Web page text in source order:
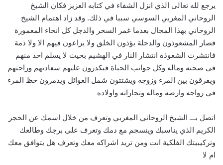
يرجع لله تعالى الذي انزل الشفاء في كتابه العزيز فكان الشيخ
الروحاني المغربي السوسي سببا في ذلك. وقد زاد اهتمام الشيخ
الروحاني بهذا المجال بعدما غمر السحر والدجل كل انحاء المعمورة
فصار المشعوذون والدجلة يؤذون الخلق ولا يراعون فيهم الا ولا ذمة
فانتشرت الشعوذة انتشار النار في الهشيم بحيث لا يسلم احد منهم
في صحته وماله وكل جوانب الحياة فيكدرون عليهم سعادتهم وراحتهم
ويفرقون بين المرء وزوجه ويشتتون شمل العوائل ويدمرون حظ المرء
في زواجه وارضه وماله وتجاراته واولاده
اتصل بـــ الشيخ الروحاني المغربي وتعرف من خلال اسمك عن الحجر
الكريم الذي يناسبك وينسجم مع دمك وتعرف على برجك وطالعك
وتركيبيتك الفلكية انت ومن تريد اشراكه معك وتعرف هل يتوافق معك
ام لا